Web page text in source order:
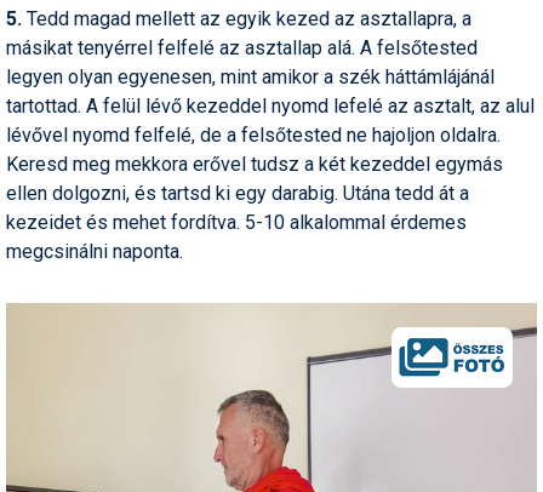
Utasbiztosítás
Utazási tippek
Védőfelszerelés
Wellness
5. Tedd magad mellett az egyik kezed az asztallapra, a
másikat tenyérrel felfelé az asztallap alá. A felsőtested
legyen olyan egyenesen, mint amikor a szék háttámlájánál
tartottad. A felül lévő kezeddel nyomd lefelé az asztalt, az alul
lévővel nyomd felfelé, de a felsőtested ne hajoljon oldalra.
Keresd meg mekkora erővel tudsz a két kezeddel egymás
ellen dolgozni, és tartsd ki egy darabig. Utána tedd át a
kezeidet és mehet fordítva. 5-10 alkalommal érdemes
megcsinálni naponta.